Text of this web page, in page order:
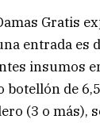
Gratis
entrada es
insumos
botellón de
(3 o más),